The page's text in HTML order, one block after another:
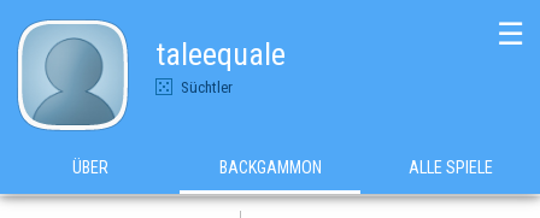
taleequale
Süchtler
☰
ÜBER BACKGAMMON ALLE SPIELE